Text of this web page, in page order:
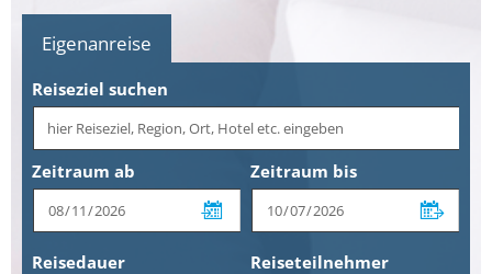
Eigenanreise
Reiseziel suchen
Zeitraum ab Zeitraum bis
Reisedauer Reiseteilnehmer